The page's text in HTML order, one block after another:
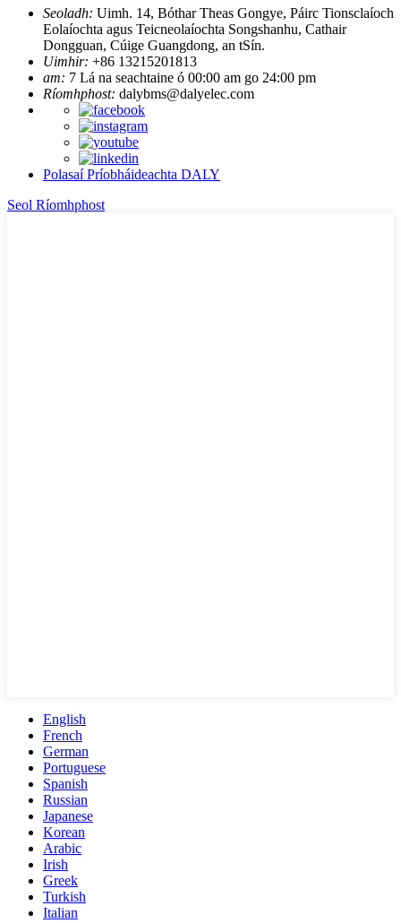
Seoladh: Uimh. 14, Bóthar Theas Gongye, Páirc Tionsclaíoch
Eolaíochta agus Teicneolaíochta Songshanhu, Cathair
Dongguan, Cúige Guangdong, an tSín.
Uimhir: +86 13215201813
am: 7 Lá na seachtaine ó 00:00 am go 24:00 pm
Ríomhphost: dalybms@dalyelec.com
Polasaí Príobháideachta DALY
Seol Ríomhphost
English
French
German
Portuguese
Spanish
Russian
Japanese
Korean
Arabic
Irish
Greek
Turkish
Italian